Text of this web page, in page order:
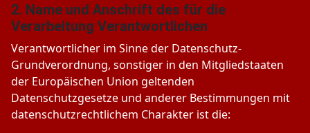
2. Name und Anschrift des für die
Verarbeitung Verantwortlichen
Verantwortlicher im Sinne der Datenschutz-
Grundverordnung, sonstiger in den Mitgliedstaaten
der Europäischen Union geltenden
Datenschutzgesetze und anderer Bestimmungen mit
datenschutzrechtlichem Charakter ist die: